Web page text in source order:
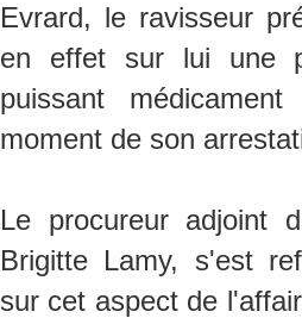
Evrard, le ravisseur
en effet sur lui une
puissant
moment de son
Le procureur adjoint
Brigitte Lamy, s'est
sur cet aspect de